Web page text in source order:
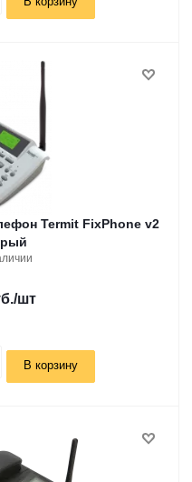
Termit FixPhone v2
/шт
В корзину